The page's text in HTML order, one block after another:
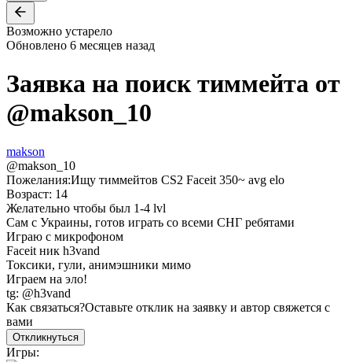
Возможно устарело
Обновлено 6 месяцев назад
Заявка на поиск тиммейта от
@makson_10
makson
@makson_10
Пожелания:Ищу тиммейтов CS2 Faceit 350~ avg elo
Возраст: 14
Желательно чтобы был 1-4 lvl
Сам с Украины, готов играть со всеми СНГ ребятами
Играю с микрофоном
Faceit ник h3vand
Токсики, гули, анимэшники мимо
Играем на эло!
tg: @h3vand
Как связаться?Оставьте отклик на заявку и автор свяжется с
вами
Откликнуться
Игры: